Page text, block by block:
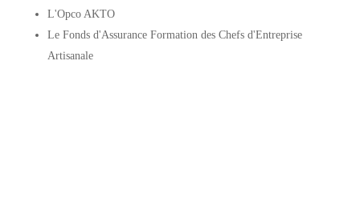
L'Opco AKTO
Le Fonds d'Assurance Formation des Chefs d'Entreprise
Artisanale